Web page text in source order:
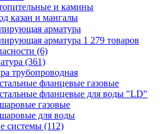
и камины
казан и мангалы
арматура
арматура 1 279 товаров
(6)
(361)
трубопроводная
фланцевые газовые
фланцевые для воды "LD"
газовые
для воды
системы (112)